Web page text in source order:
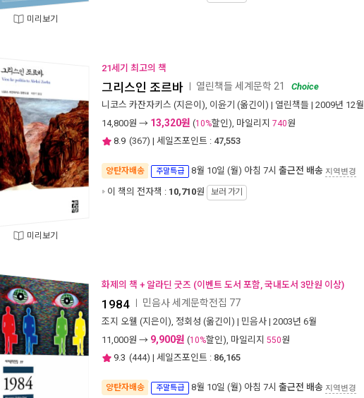
미리보기
미리보기
21세기 최고의 책
그리스인 조르바 열린책들 세계문학 21
Choice
니코스 카잔자키스 (지은이), 이윤기 (옮긴이) | 열린책들 | 2009년 12월
14,800원 → 13,320원 (10%할인), 마일리지 740원
8.9 (367) | 세일즈포인트 : 47,553
양탄자배송 주말특급 8월 10일 (월) 아침 7시 출근전 배송 지역변경
이 책의 전자책 : 10,710원 보러 가기
화제의 책 + 알라딘 굿즈 (이벤트 도서 포함, 국내도서 3만원 이상)
1984 민음사 세계문학전집 77
조지 오웰 (지은이), 정회성 (옮긴이) | 민음사 | 2003년 6월
11,000원 → 9,900원 (10%할인), 마일리지 550원
9.3 (444) | 세일즈포인트 : 86,165
양탄자배송 주말특급 8월 10일 (월) 아침 7시 출근전 배송 지역변경